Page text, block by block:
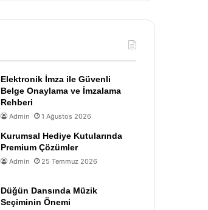
Elektronik İmza ile Güvenli
Belge Onaylama ve İmzalama
Rehberi
Admin 1 Ağustos 2026
Kurumsal Hediye Kutularında
Premium Çözümler
Admin 25 Temmuz 2026
Düğün Dansında Müzik
Seçiminin Önemi